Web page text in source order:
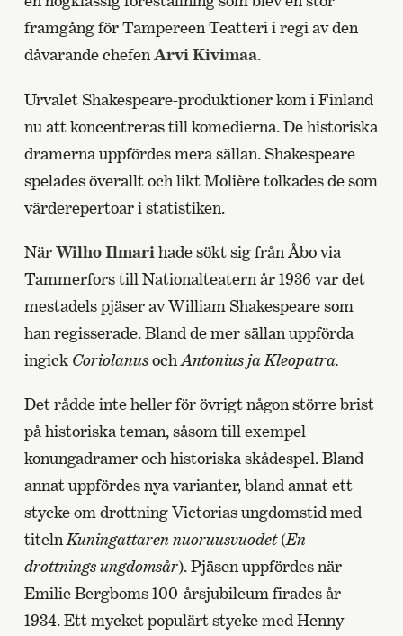
framgång för Tampereen Teatteri i regi av den
dåvarande chefenArvi Kivimaa.
Urvalet Shakespeare-produktioner kom i Finland
nu att koncentreras till komedierna. De historiska
dramerna uppfördes mera sällan. Shakespeare
spelades överallt och likt Molière tolkades de som
värderepertoar i statistiken.
NärWilho Ilmari hade sökt sig från Åbo via
Tammerfors till Nationalteatern år 1936 var det
mestadels pjäser av William Shakespeare som
han regisserade. Bland de mer sällan uppförda
ingick Coriolanusoch Antonius ja Kleopatra.
Det rådde inte heller för övrigt någon större brist
på historiska teman, såsom till exempel
konungadramer och historiska skådespel. Bland
annat uppfördes nya varianter, bland annat ett
stycke om drottning Victorias ungdomstid med
titeln Kuningattaren nuoruusvuodet(En
drottnings ungdomsår). Pjäsen uppfördes när
Emilie Bergboms 100-årsjubileum firades år
1934. Ett mycket populärt stycke med Henny